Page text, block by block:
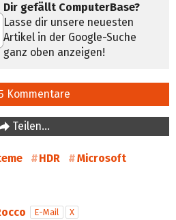
Dir gefällt ComputerBase?
Lasse dir unsere neuesten
Artikel in der Google-Suche
ganz oben anzeigen!
Kommentare
Teilen…
HDR
Microsoft
E-Mail
X